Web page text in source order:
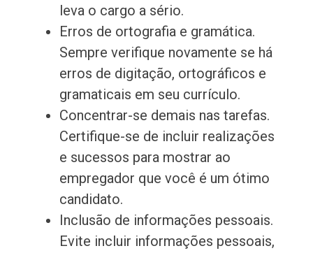
leva o cargo a sério.
Erros de ortografia e gramática.
Sempre verifique novamente se há
erros de digitação, ortográficos e
gramaticais em seu currículo.
Concentrar-se demais nas tarefas.
Certifique-se de incluir realizações
e sucessos para mostrar ao
empregador que você é um ótimo
candidato.
Inclusão de informações pessoais.
Evite incluir informações pessoais,